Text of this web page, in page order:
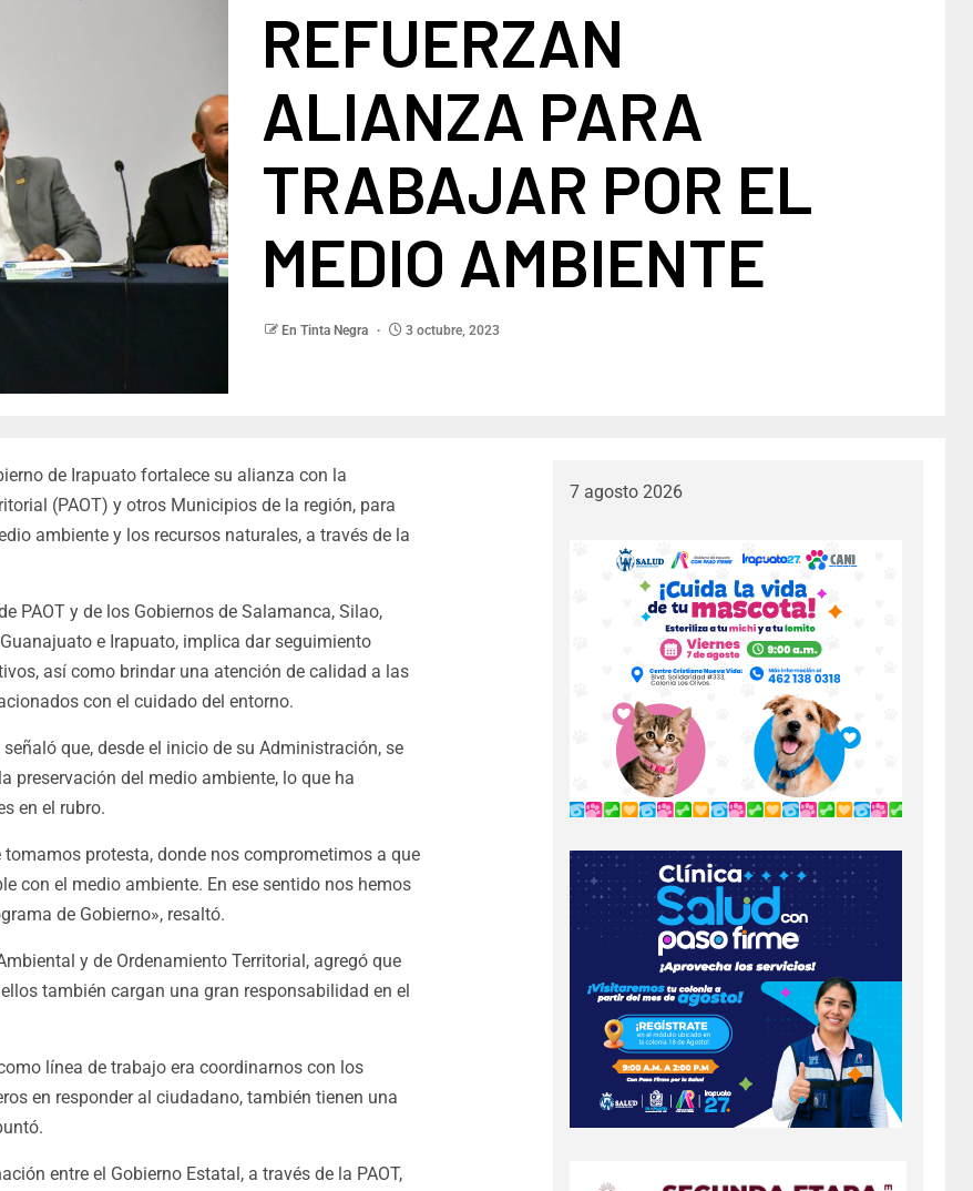
REFUERZAN
ALIANZA PARA
TRABAJAR POR EL
MEDIO AMBIENTE
En Tinta Negra 3 octubre, 2023
de Irapuato fortalece su alianza con la
(PAOT) y otros Municipios de la región, para
ambiente y los recursos naturales, a través de la
PAOT y de los Gobiernos de Salamanca, Silao,
e Irapuato, implica dar seguimiento
así como brindar una atención de calidad a las
con el cuidado del entorno.
que, desde el inicio de su Administración, se
preservación del medio ambiente, lo que ha
en el rubro.
protesta, donde nos comprometimos a que
con el medio ambiente. En ese sentido nos hemos
de Gobierno», resaltó.
y de Ordenamiento Territorial, agregó que
también cargan una gran responsabilidad en el
línea de trabajo era coordinarnos con los
en responder al ciudadano, también tienen una
entre el Gobierno Estatal, a través de la PAOT,
7 agosto 2026